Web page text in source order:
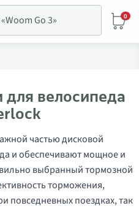
0
велосипеда
частью дисковой
и обеспечивают мощное и
выбранный тормозной
торможения,
повседневных поездках, так